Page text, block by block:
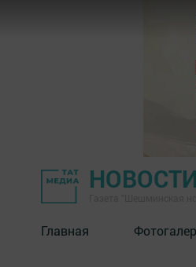
Главная